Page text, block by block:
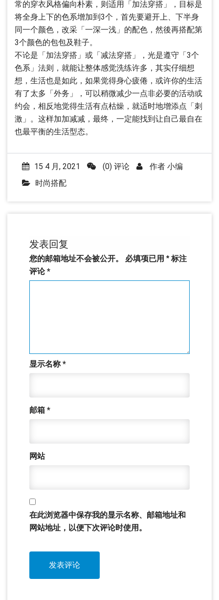
常的穿衣风格偏向朴素，则适用「加法穿搭」，目标是
将全身上下的色系增加到3个，首先要避开上、下半身
同一个颜色，改采「一深一浅」的配色，然後再搭配第
3个颜色的包包及鞋子。
不论是「加法穿搭」或「减法穿搭」，光是遵守「3个
色系」法则，就能让整体感觉洗练许多，其实仔细想
想，生活也是如此，如果觉得身心疲倦，或许你的生活
有了太多「外务」，可以稍微减少一点非必要的活动或
约会，相反地觉得生活有点枯燥，就适时地增添点「刺
激」。这样加加减减，最终，一定能找到让自己最自在
也最平衡的生活型态。
15 4 月, 2021 (0) 评论 作者 小编
时尚搭配
发表回复
您的邮箱地址不会被公开。 必填项已用 * 标注
评论*
显示名称*
邮箱 *
网站
在此浏览器中保存我的显示名称、邮箱地址和
网站地址，以便下次评论时使用。